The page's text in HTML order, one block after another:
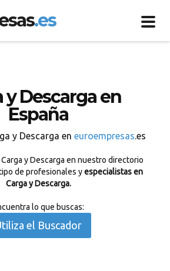
.es
y Descarga en
España
y Descarga en euroempresas.es
y Descarga en nuestro directorio
de profesionales yespecialistas en
Carga y Descarga.
lo que buscas:
el Buscador